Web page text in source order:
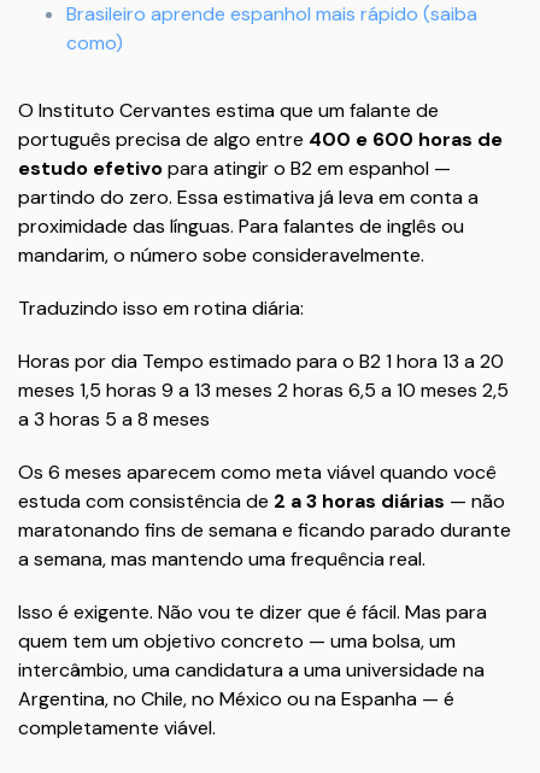
Brasileiro aprende espanhol mais rápido (saiba
como)
O Instituto Cervantes estima que um falante de
português precisa de algo entre 400 e 600 horas de
estudo efetivopara atingir o B2 em espanhol —
partindo do zero. Essa estimativa já leva em conta a
proximidade das línguas. Para falantes de inglês ou
mandarim, o número sobe consideravelmente.
Traduzindo isso em rotina diária:
Horas por dia Tempo estimado para o B2 1 hora 13 a 20
meses 1,5 horas 9 a 13 meses 2 horas 6,5 a 10 meses 2,5
a 3 horas 5 a 8 meses
Os 6 meses aparecem como meta viável quando você
estuda com consistência de 2 a 3 horas diárias — não
maratonando fins de semana e ficando parado durante
a semana, mas mantendo uma frequência real.
Isso é exigente. Não vou te dizer que é fácil. Mas para
quem tem um objetivo concreto — uma bolsa, um
intercâmbio, uma candidatura a uma universidade na
Argentina, no Chile, no México ou na Espanha — é
completamente viável.